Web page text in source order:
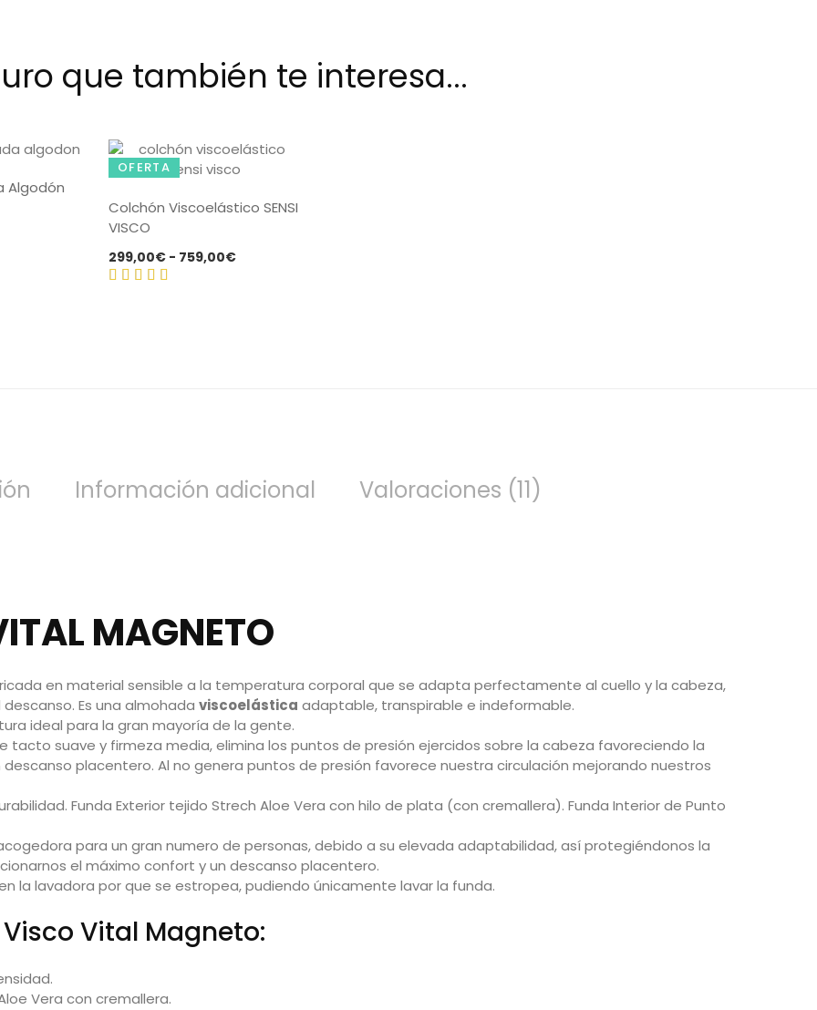
que también te interesa...
Algodón
OFERTA
Colchón Viscoelástico SENSI
VISCO
299,00€ - 759,00€Rango
Información adicional Valoraciones (11)
MAGNETO
en material sensible a la temperatura corporal que se adapta perfectamente al cuello y la cabeza,
Es una almohada viscoelástica adaptable, transpirable e indeformable.
ideal para la gran mayoría de la gente.
tacto suave y firmeza media, elimina los puntos de presión ejercidos sobre la cabeza favoreciendo la
placentero. Al no genera puntos de presión favorece nuestra circulación mejorando nuestros
Funda Exterior tejido Strech Aloe Vera con hilo de plata (con cremallera). Funda Interior de Punto
para un gran numero de personas, debido a su elevada adaptabilidad, así protegiéndonos la
el máximo confort y un descanso placentero.
la lavadora por que se estropea, pudiendo únicamente lavar la funda.
Vital Magneto:
Vera con cremallera.